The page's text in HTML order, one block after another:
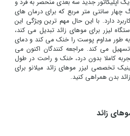
اپلیکاتور جدید سه بعدی منحصر به فرد و
چهار سانتی متر مربع که برای درمان های
دارد. با این حال مهم ترین ویژگی این
لیزر برای موهای زائد تبدیل می کند،
طور مداوم پوست را خنک می کند و دمای
می کند. مراجعه کنندگان اکنون می
کاملا بدون درد، خنک و راحت در طول
تخصصی لیزر موهای زائد میلانو برای
بدن همراهی کنید.
زائد